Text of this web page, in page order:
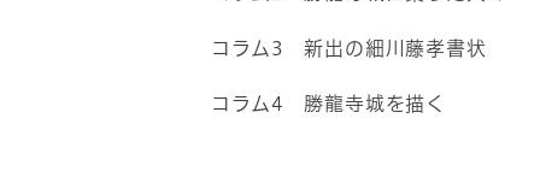
コラム3 新出の細川藤孝書状
コラム4 勝龍寺城を描く